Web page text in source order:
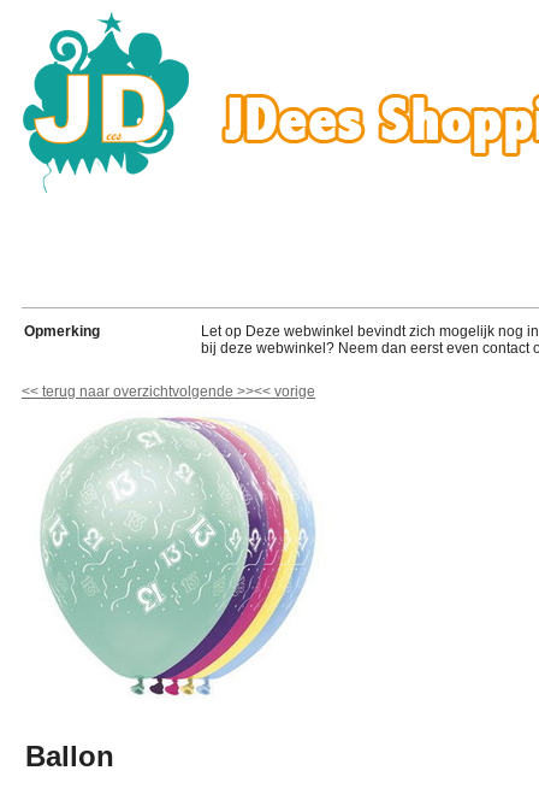
Opmerking
Let op Deze webwinkel bevindt zich mogelijk nog
bij deze webwinkel? Neem dan eerst even contact
<< terug naar overzichtvolgende >><< vorige
Ballon